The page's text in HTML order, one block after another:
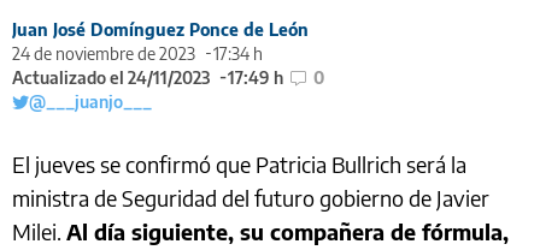
Juan José Domínguez Ponce de León
24 de noviembre de 2023
17:34 h
Actualizado el 24/11/2023
17:49 h
0
@___juanjo___
El jueves se confirmó que Patricia Bullrich será la
ministra de Seguridad del futuro gobierno de Javier
Milei. Al día siguiente, su compañera de fórmula,